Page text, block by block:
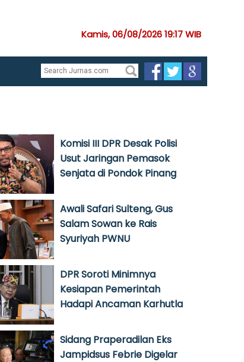
Kamis, 06/08/2026 19:17 WIB
Komisi III DPR Desak Polisi
Usut Jaringan Pemasok
Senjata di Pondok Pinang
Awali Safari Sulteng, Gus
Salam Sowan ke Rais
Syuriyah PWNU
DPR Soroti Minimnya
Kesiapan Pemerintah
Hadapi Ancaman Karhutla
Sidang Praperadilan Eks
Jampidsus Febrie Digelar